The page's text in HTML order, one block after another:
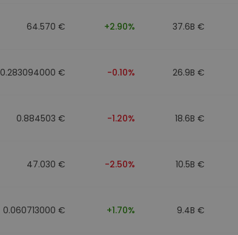
64.570 € +2.90% 37.6B €
0.283094000 € -0.10% 26.9B €
0.884503 € -1.20% 18.6B €
47.030 € -2.50% 10.5B €
0.060713000 € +1.70% 9.4B €